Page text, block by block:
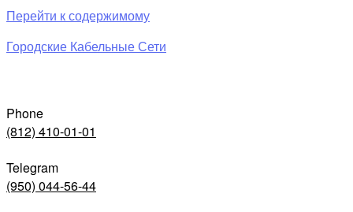
Перейти к содержимому
Городские Кабельные Сети
Phone
(812) 410-01-01
Telegram
(950) 044-56-44